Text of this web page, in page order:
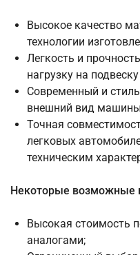
Высокое качество
технологии
Легкость и
нагрузку на
Современный и
внешний вид
Точная
легковых
техническим
Некоторые возможные
Высокая стоимость
аналогами;